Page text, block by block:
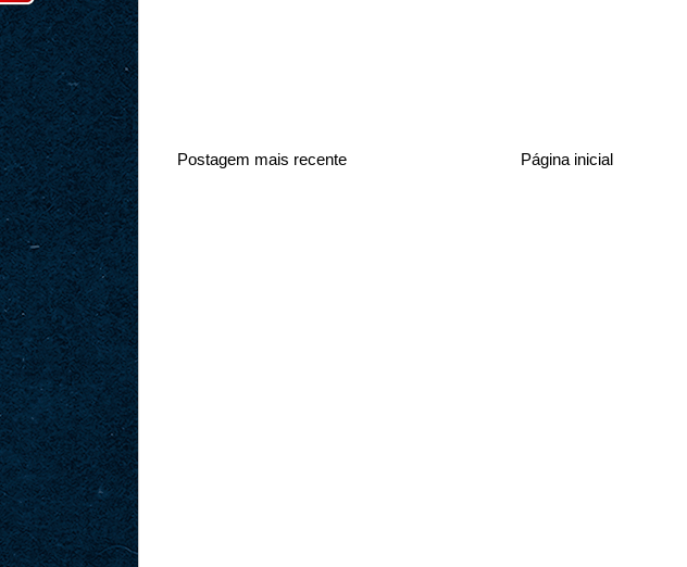
Postagem mais recente Página inicial